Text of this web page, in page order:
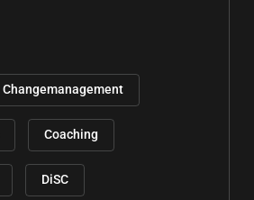
Changemanagement
Coaching
DiSC